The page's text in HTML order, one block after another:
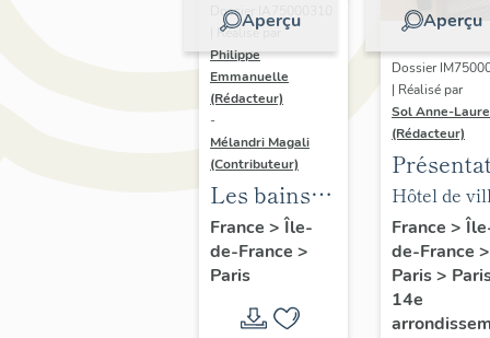
Aperçu
Dossier IA75000310
| Réalisé par
Philippe
Emmanuelle
(Rédacteur)
-
Mélandri Magali
(Contributeur)
Les bains
douches
municipaux
de la ville
de Paris
France > Île-
de-France >
Paris
Aperçu
Dossier
| Réalisé par
Sol Anne-Laure
(Rédacteur)
du
de la
annexe
Hôtel de
annexe
France >
de-France >
Paris>
14e